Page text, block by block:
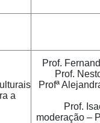
a
Prof.
Prof.
Profª
Prof.
moderação –